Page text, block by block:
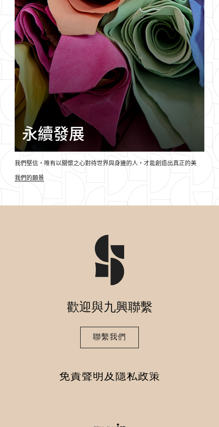
永續發展
我們堅信， 唯有以關懷之心對待世界與身邊的人，才能創造出真正的美
我們的願景
歡迎與九興聯繫
聯繫我們
免責聲明及隱私政策